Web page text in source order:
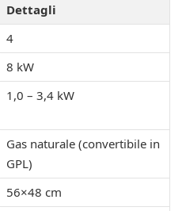
Dettagli
4
8 kW
1,0 – 3,4 kW
Gas naturale (convertibile in
GPL)
56×48 cm